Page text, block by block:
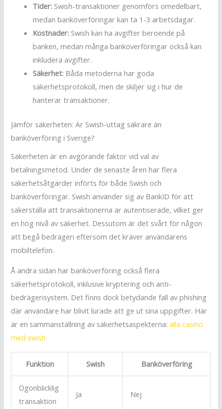
Tider: Swish-transaktioner genomförs omedelbart,
medan banköverföringar kan ta 1-3 arbetsdagar.
Kostnader: Swish kan ha avgifter beroende på
banken, medan många banköverföringar också kan
inkludera avgifter.
Säkerhet: Båda metoderna har goda
säkerhetsprotokoll, men de skiljer sig i hur de
hanterar transaktioner.
Jämför säkerheten: Är Swish-uttag säkrare än
banköverföring i Sverige?
Säkerheten är en avgörande faktor vid val av
betalningsmetod. Under de senaste åren har flera
säkerhetsåtgärder införts för både Swish och
banköverföringar. Swish använder sig av BankID för att
säkerställa att transaktionerna är autentiserade, vilket ger
en hög nivå av säkerhet. Dessutom är det svårt för någon
att begå bedrägeri eftersom det kräver användarens
mobiltelefon.
Å andra sidan har banköverföring också flera
säkerhetsprotokoll, inklusive kryptering och anti-
bedrägerisystem. Det finns dock betydande fall av phishing
där användare har blivit lurade att ge ut sina uppgifter. Här
är en sammanställning av säkerhetsaspekterna:alla casino
med swish
Funktion Swish Banköverföring
Ögonblicklig
transaktion
Ja Nej